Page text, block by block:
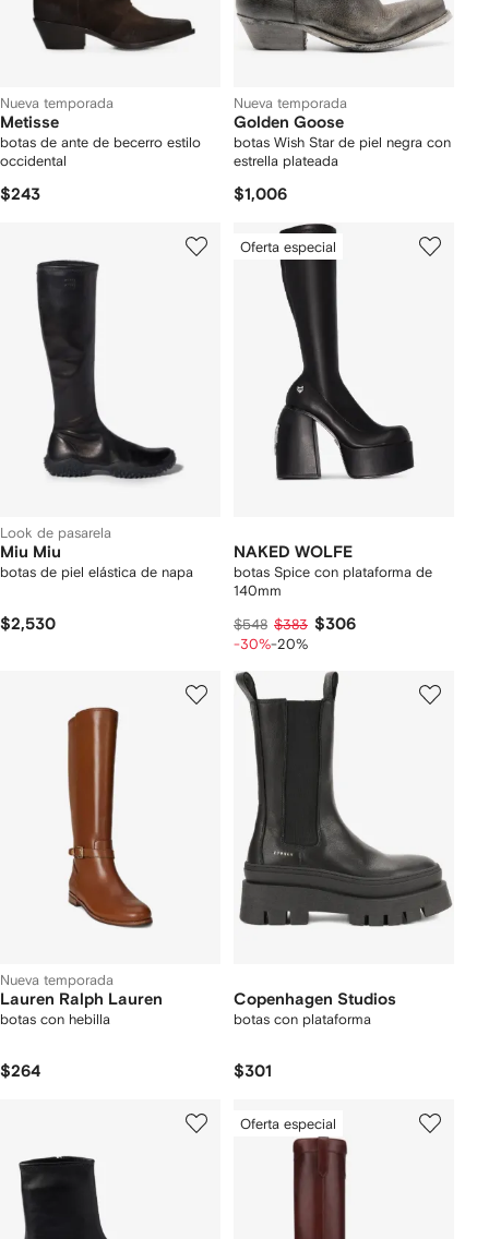
Nueva temporada
Metisse
botas de ante de becerro estilo
occidental
$243
Nueva temporada
Golden Goose
botas Wish Star de piel negra con
estrella plateada
$1,006
Look de pasarela
Miu Miu
botas de piel elástica de napa
$2,530
Oferta especial
NAKED WOLFE
botas Spice con plataforma de
140mm
$548 $383 $306
-30%-20%
Nueva temporada
Lauren Ralph Lauren
botas con hebilla
$264
Copenhagen Studios
botas con plataforma
$301
Oferta especial